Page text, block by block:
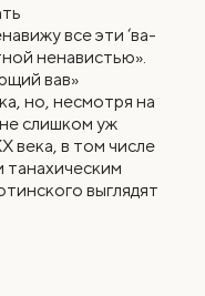
все эти ‘ва-
ненавистью».
вав»
но, несмотря на
слишком уж
века, в том числе
выглядят